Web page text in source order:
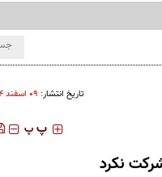
تاریخ انتشار: ۰۹ اسفند ۱۴۰۴ - ۲۲:۱۹
‍‍‍ پ پ
نکرد